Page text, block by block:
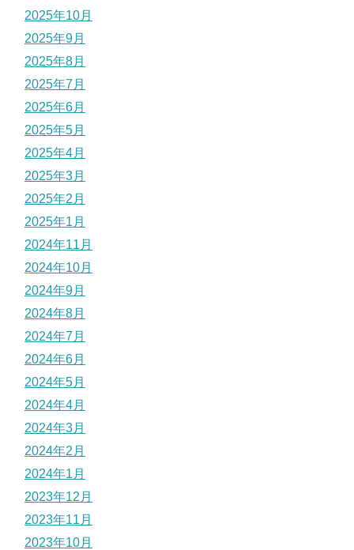
2025年10月
2025年9月
2025年8月
2025年7月
2025年6月
2025年5月
2025年4月
2025年3月
2025年2月
2025年1月
2024年11月
2024年10月
2024年9月
2024年8月
2024年7月
2024年6月
2024年5月
2024年4月
2024年3月
2024年2月
2024年1月
2023年12月
2023年11月
2023年10月